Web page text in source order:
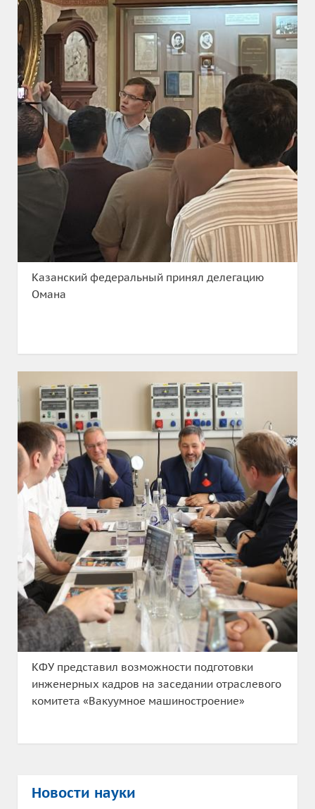
Казанский федеральный принял делегацию
Омана
КФУ представил возможности подготовки
инженерных кадров на заседании отраслевого
комитета «Вакуумное машиностроение»
Новости науки